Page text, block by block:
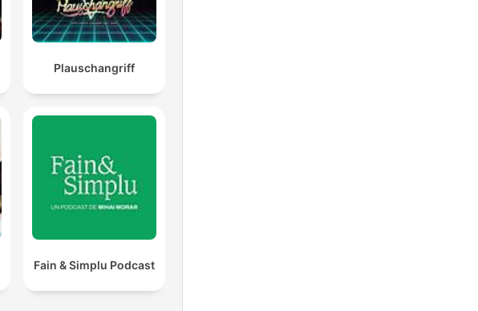
Plauschangriff
Fain & Simplu Podcast